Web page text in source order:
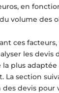
en
volume des
ces
les devis
la plus
La section
des devis pour